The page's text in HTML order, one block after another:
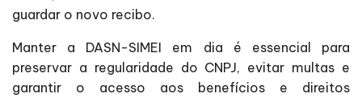
guardar o novo recibo.
Manter a DASN-SIMEI em dia é essencial para
preservar a regularidade do CNPJ, evitar multas e
garantir o acesso aos benefícios e direitos